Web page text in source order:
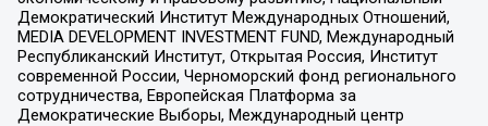
Демократический Институт Международных Отношений,
MEDIA DEVELOPMENT INVESTMENT FUND, Международный
Республиканский Институт, Открытая Россия, Институт
современной России, Черноморский фонд регионального
сотрудничества, Европейская Платформа за
Демократические Выборы, Международный центр